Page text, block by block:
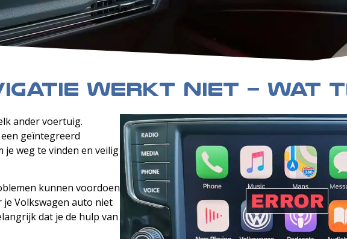
werkt niet – wat
ander voertuig.
geïntegreerd
je weg te vinden en veilig
kunnen voordoen
je Volkswagen auto niet
dat je de hulp van